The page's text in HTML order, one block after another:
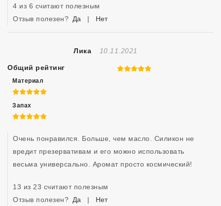
4 из 6 считают полезным
Отзыв полезен? Да | Нет
Лика Отзыв Создан
10.11.2021
Общий рейтинг 5 из 5
Материал
5 из 5
Запах
5 из 5
Очень понравился. Больше, чем масло. Силикон не
вредит презервативам и его можно использовать
весьма универсально. Аромат просто космический!
13 из 23 считают полезным
Отзыв полезен? Да | Нет